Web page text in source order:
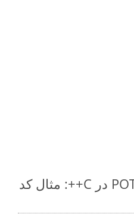
نحوه تبدیل POTM to GIF در C++: مثال کد